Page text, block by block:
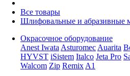
Все товары
Шлифовальные и абразивные
Окрасочное оборудование
Anest Iwata Asturomec Auarita
HYVST iSistem Italco Jeta Pro
Walcom Zip Remix A1